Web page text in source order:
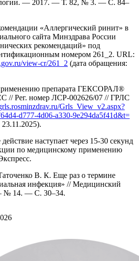
— 2017. — Т. 82, № 3. — С. 84–
«Аллергический ринит» в
сайта Минздрава России
рекомендаций» под
номером 261_2. URL:
view-cr/261_2 (дата обращения:
препарата ГЕКСОРАЛ®
Рег. номер ЛСР-002626/07 // ГРЛС
Grls_View_v2.aspx?
d777-4d06-a330-9e294da5f41d&t=
наступает через 15-30 секунд
по медицинскому применению
В. К. Еще раз о термине
инфекция» // Медицинский
№ 14. — С. 30–34.